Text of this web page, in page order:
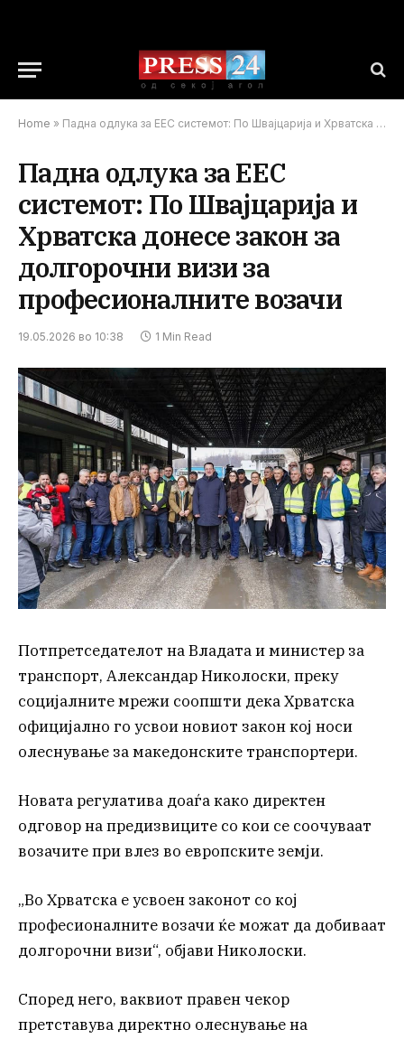
Home » Падна одлука за ЕЕС системот: По Швајцарија и Хрватска донесе закон за долгорочни визи за професионалните возачи
Падна одлука за ЕЕС
системот: По Швајцарија и
Хрватска донесе закон за
долгорочни визи за
професионалните возачи
19.05.2026 во 10:38 1 Min Read
Потпретседателот на Владата и министер за
транспорт, Александар Николоски, преку
социјалните мрежи соопшти дека Хрватска
официјално го усвои новиот закон кој носи
олеснување за македонските транспортери.
Новата регулатива доаѓа како директен
одговор на предизвиците со кои се соочуваат
возачите при влез во европските земји.
„Во Хрватска е усвоен законот со кој
професионалните возачи ќе можат да добиваат
долгорочни визи“, објави Николоски.
Според него, ваквиот правен чекор
претставува директно олеснување на